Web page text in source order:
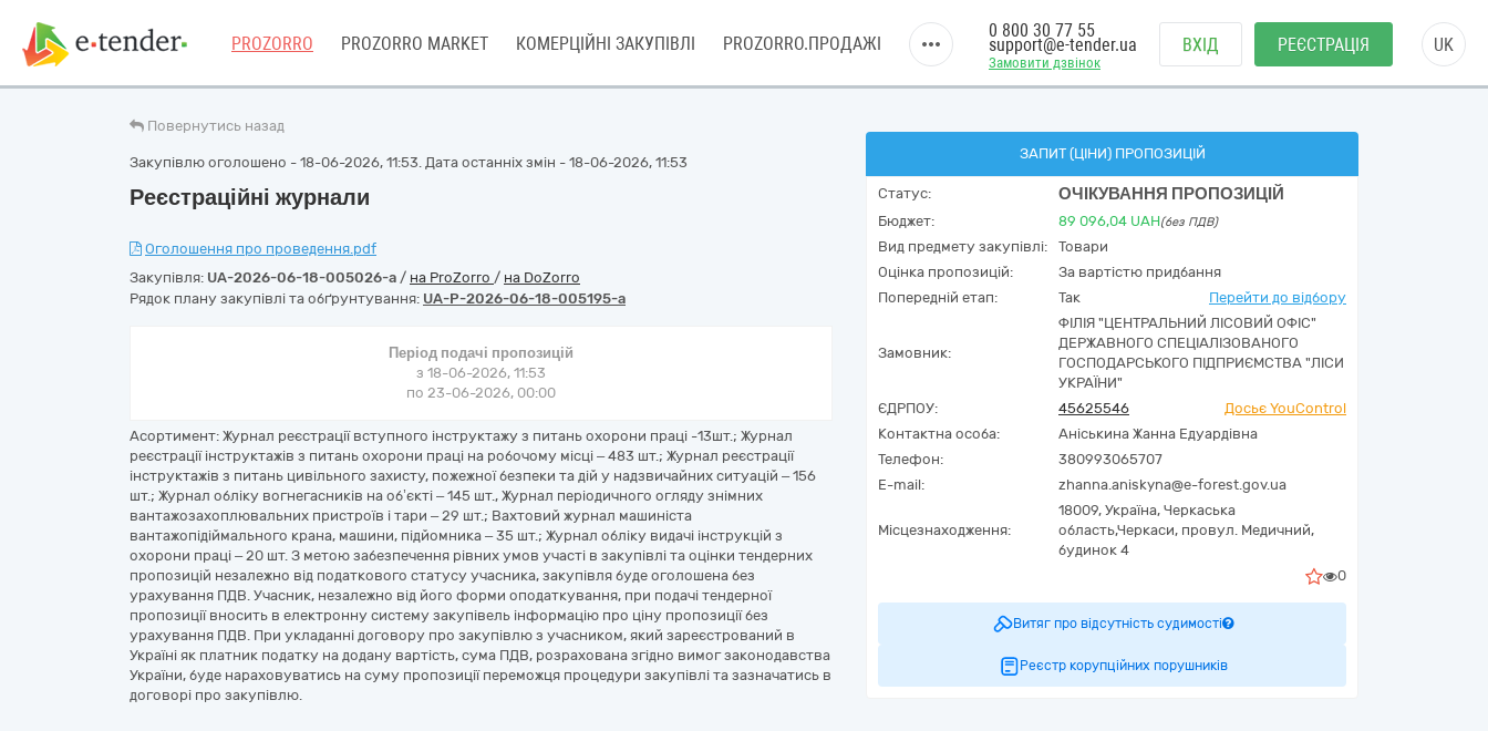
PROZORRO PROZORRO MARKET КОМЕРЦІЙНІ ЗАКУПІВЛІ PROZORRO.ПРОДАЖІ
Замовити дзвінок
0 800 30 77 55
support@e-tender.ua ВХІД РЕЄСТРАЦІЯ UK
Повернутись назад
Закупівлю оголошено - 18-06-2026, 11:53. Дата останніх змін - 18-06-2026, 11:53
Реєстраційні журнали
Оголошення про проведення.pdf
Закупівля: UA-2026-06-18-005026-a / на ProZorro / на DoZorro
Рядок плану закупівлі та обґрунтування: UA-P-2026-06-18-005195-a
Період подачі пропозицій
з 18-06-2026, 11:53
по 23-06-2026, 00:00
Асортимент: Журнал реєстрації вступного інструктажу з питань охорони праці -13шт.; Журнал
реєстрації інструктажів з питань охорони праці на робочому місці – 483 шт.; Журнал реєстрації
інструктажів з питань цивільного захисту, пожежної безпеки та дій у надзвичайних ситуацій – 156
шт.; Журнал обліку вогнегасників на об’єкті – 145 шт., Журнал періодичного огляду знімних
вантажозахоплювальних пристроїв і тари – 29 шт.; Вахтовий журнал машиніста
вантажопідіймального крана, машини, підйомника – 35 шт.; Журнал обліку видачі інструкцій з
охорони праці – 20 шт. З метою забезпечення рівних умов участі в закупівлі та оцінки тендерних
пропозицій незалежно від податкового статусу учасника, закупівля буде оголошена без
урахування ПДВ. Учасник, незалежно від його форми оподаткування, при подачі тендерної
пропозиції вносить в електронну систему закупівель інформацію про ціну пропозиції без
урахування ПДВ. При укладанні договору про закупівлю з учасником, який зареєстрований в
Україні як платник податку на додану вартість, сума ПДВ, розрахована згідно вимог законодавства
України, буде нараховуватись на суму пропозиції переможця процедури закупівлі та зазначатись в
договорі про закупівлю.
ЗАПИТ (ЦІНИ) ПРОПОЗИЦІЙ
Статус: ОЧІКУВАННЯ ПРОПОЗИЦІЙ
Бюджет: 89 096,04 UAH(без ПДВ)
Вид предмету закупівлі:
Товари
Оцінка пропозицій:
За вартістю придбання
Попередній етап:
Так Перейти до відбору
Замовник:
ФІЛІЯ "ЦЕНТРАЛЬНИЙ ЛІСОВИЙ ОФІС"
ДЕРЖАВНОГО СПЕЦІАЛІЗОВАНОГО
ГОСПОДАРСЬКОГО ПІДПРИЄМСТВА "ЛІСИ
УКРАЇНИ"
ЄДРПОУ:
45625546
Досьє YouControl
Контактна особа:
Аніськина Жанна Eдуардівна
Телефон:
380993065707
E-mail:
zhanna.aniskyna@e-forest.gov.ua
Місцезнаходження:
18009, Україна, Черкаська
область,Черкаси, провул. Медичний,
будинок 4
0
Витяг про відсутність судимості
Реєстр корупційних порушників